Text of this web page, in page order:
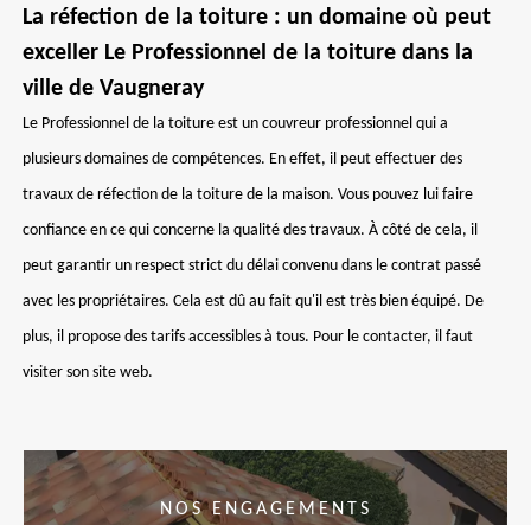
La réfection de la toiture : un domaine où peut
exceller Le Professionnel de la toiture dans la
ville de Vaugneray
Le Professionnel de la toiture est un couvreur professionnel qui a
plusieurs domaines de compétences. En effet, il peut effectuer des
travaux de réfection de la toiture de la maison. Vous pouvez lui faire
confiance en ce qui concerne la qualité des travaux. À côté de cela, il
peut garantir un respect strict du délai convenu dans le contrat passé
avec les propriétaires. Cela est dû au fait qu'il est très bien équipé. De
plus, il propose des tarifs accessibles à tous. Pour le contacter, il faut
visiter son site web.
NOS ENGAGEMENTS